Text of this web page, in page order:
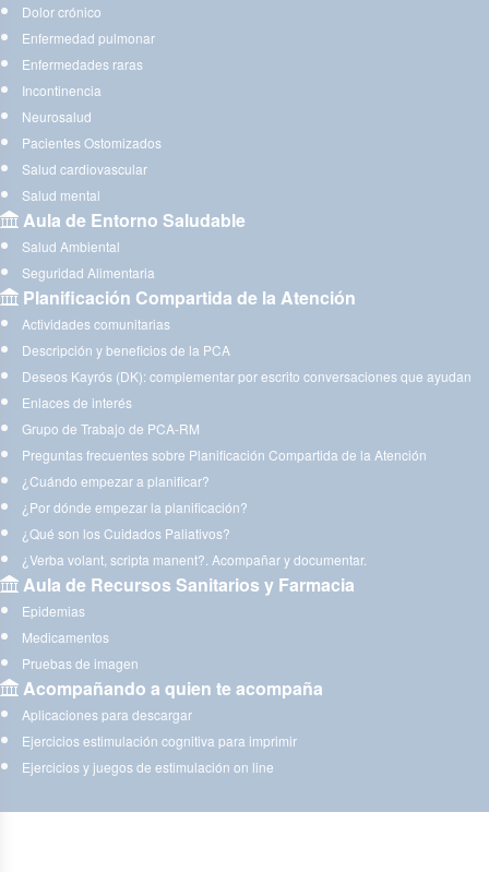
Dolor crónico
Enfermedad pulmonar
Enfermedades raras
Incontinencia
Neurosalud
Pacientes Ostomizados
Salud cardiovascular
Salud mental
Aula de Entorno Saludable
Salud Ambiental
Seguridad Alimentaria
Planificación Compartida de la Atención
Actividades comunitarias
Descripción y beneficios de la PCA
Deseos Kayrós (DK): complementar por escrito conversaciones que ayudan
Enlaces de interés
Grupo de Trabajo de PCA-RM
Preguntas frecuentes sobre Planificación Compartida de la Atención
¿Cuándo empezar a planificar?
¿Por dónde empezar la planificación?
¿Qué son los Cuidados Paliativos?
¿Verba volant, scripta manent?. Acompañar y documentar.
Aula de Recursos Sanitarios y Farmacia
Epidemias
Medicamentos
Pruebas de imagen
Acompañando a quien te acompaña
Aplicaciones para descargar
Ejercicios estimulación cognitiva para imprimir
Ejercicios y juegos de estimulación on line